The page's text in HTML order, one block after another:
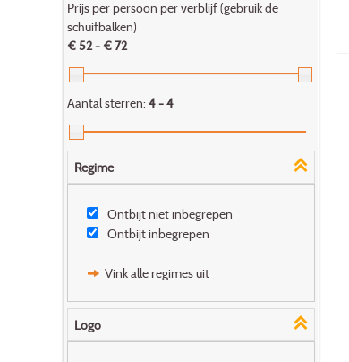
Prijs per persoon per verblijf (gebruik de
schuifbalken)
€ 52 - € 72
Aantal sterren: 4 - 4
Regime
Ontbijt niet inbegrepen
Ontbijt inbegrepen
Vink alle regimes uit
Logo